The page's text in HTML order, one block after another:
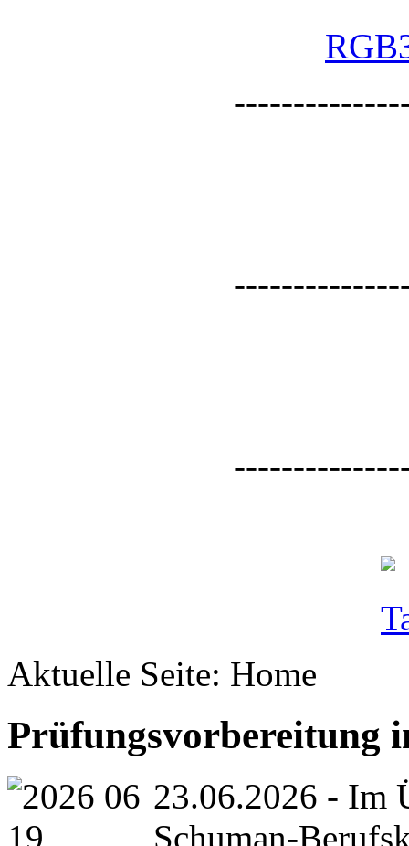
Aktuelle Seite: Home
Prüfungsvorbereitung
23.06.2026 - Im
Schuman-